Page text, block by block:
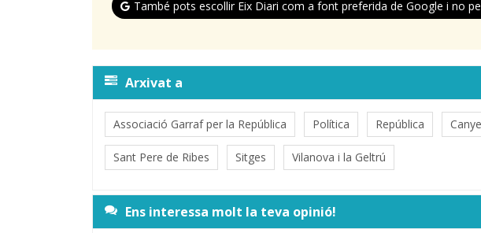
També pots escollir Eix Diari com a font preferida de Google i no
Arxivat a
Associació Garraf per la República Política República
Sant Pere de Ribes Sitges Vilanova i la Geltrú
Ens interessa molt la teva opinió!